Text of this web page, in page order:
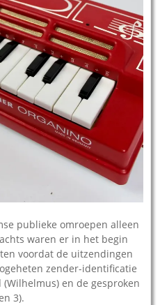
publieke omroepen alleen
waren er in het begin
voordat de uitzendingen
zender-identificatie
en de gesproken
3).